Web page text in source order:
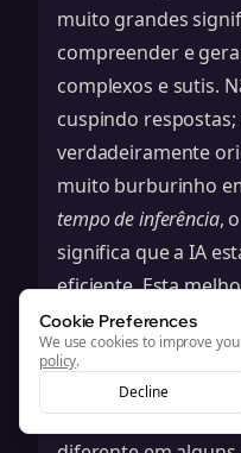
muito grandes
compreender e
complexos e sutis.
cuspindo
verdadeiramente
muito burburinho
tempo de inferência,
significa que a IA
eficiente. Esta
mais fácil alcançar
conteúdo
Previsões para a
A criação de
Cookie Preferences
We use cookies to improve
policy.
Decline